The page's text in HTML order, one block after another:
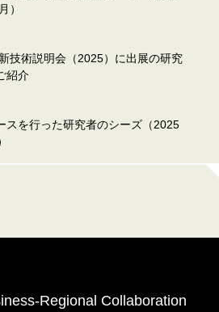
）
技術説明会（2025）に出展の研究
紹介
スを行った研究者のシーズ（2025
Regional Collaboration